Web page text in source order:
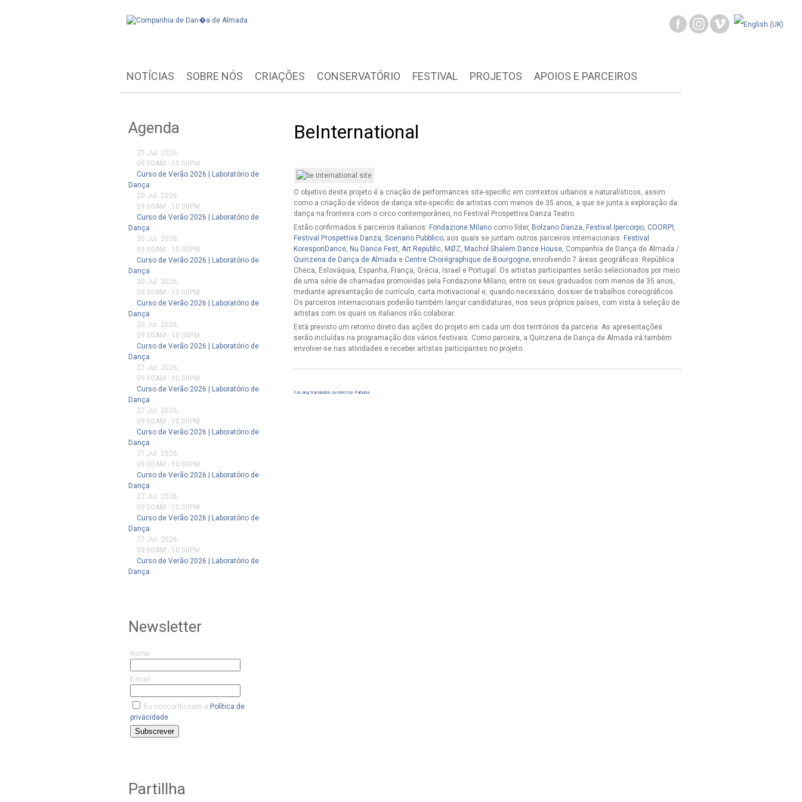
NOTÍCIAS SOBRE NÓS CRIAÇÕES CONSERVATÓRIO FESTIVAL PROJETOS APOIOS E PARCEIROS
Agenda
20 Jul. 2026;
09:00AM - 10:00PM
Curso de Verão 2026 | Laboratório de
Dança
20 Jul. 2026;
09:00AM - 10:00PM
Curso de Verão 2026 | Laboratório de
Dança
20 Jul. 2026;
09:00AM - 10:00PM
Curso de Verão 2026 | Laboratório de
Dança
20 Jul. 2026;
09:00AM - 10:00PM
Curso de Verão 2026 | Laboratório de
Dança
20 Jul. 2026;
09:00AM - 10:00PM
Curso de Verão 2026 | Laboratório de
Dança
27 Jul. 2026;
09:00AM - 10:00PM
Curso de Verão 2026 | Laboratório de
Dança
27 Jul. 2026;
09:00AM - 10:00PM
Curso de Verão 2026 | Laboratório de
Dança
27 Jul. 2026;
09:00AM - 10:00PM
Curso de Verão 2026 | Laboratório de
Dança
27 Jul. 2026;
09:00AM - 10:00PM
Curso de Verão 2026 | Laboratório de
Dança
27 Jul. 2026;
09:00AM - 10:00PM
Curso de Verão 2026 | Laboratório de
Dança
Newsletter
Nome
E-mail
Eu concordo com a Política de
privacidade
Subscrever
Partillha
BeInternational
O objetivo deste projeto é a criação de performances site-specific em contextos urbanos e naturalísticos, assim
como a criação de vídeos de dança site-specific de artistas com menos de 35 anos, a que se junta a exploração da
dança na fronteira com o circo contemporâneo, no Festival Prospettiva Danza Teatro.
Estão confirmados 6 parceiros italianos: Fondazione Milano como líder, Bolzano Danza, Festival Ipercorpo, COORPI ,
Festival Prospettiva Danza, Scenario Pubblico; aos quais se juntam outros parceiros internacionais: Festival
KoresponDance, Nu Dance Fest, Art Republic, MØZ, Machol Shalem Dance House, Companhia de Dança de Almada /
Quinzena de Dança de Almada e Centre Chorégraphique de Bourgogne; envolvendo 7 áreas geográficas: República
Checa, Eslováquia, Espanha, França, Grécia, Israel e Portugal. Os artistas participantes serão selecionados por meio
de uma série de chamadas promovidas pela Fondazione Milano, entre os seus graduados com menos de 35 anos,
mediante apresentação de currículo, carta motivacional e, quando necessário, dossier de trabalhos coreográficos.
Os parceiros internacionais poderão também lançar candidaturas, nos seus próprios países, com vista à seleção de
artistas com os quais os italianos irão colaborar.
Está previsto um retorno direto das ações do projeto em cada um dos territórios da parceria. As apresentações
serão incluídas na programação dos vários festivais. Como parceira, a Quinzena de Dança de Almada irá também
envolver-se nas atividades e receber artistas participantes no projeto.
FaLang translation system by Faboba